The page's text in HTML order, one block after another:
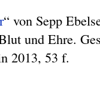
“ von Sepp
und Ehre.
2013, 53 f.